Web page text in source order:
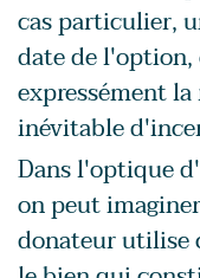
cas particulier,
date de
expressément
inévitable
Dans l'optique
on peut
donateur utilise